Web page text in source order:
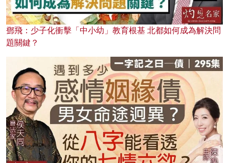
鄧飛：少子化衝擊「中小幼」教育根基 北都如何成為解決問
題關鍵？